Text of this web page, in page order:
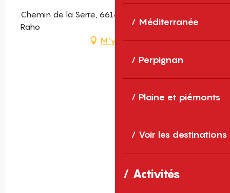
Méditerranée
Perpignan
Plaine et piémonts
Voir les destinations
Activités
Chemin de la Serre, 66180 Villeneuve-de-la-
Raho
M'y rendre